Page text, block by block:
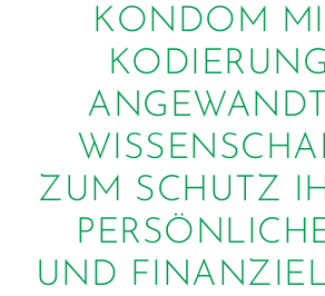
KONDOM
KODIERUNG
ZUM SCHUTZ
UND